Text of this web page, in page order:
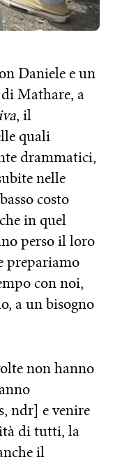
Daniele e un
di Mathare, a
, il
quali
drammatici,
nelle
costo
in quel
perso il loro
prepariamo
con noi,
a un bisogno
non hanno
ndr] e venire
di tutti, la
il